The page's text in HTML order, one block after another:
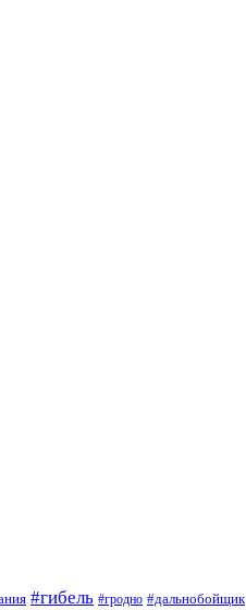
#гибель #гродно #дальнобойщик